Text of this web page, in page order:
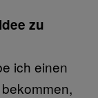
zu
ich einen